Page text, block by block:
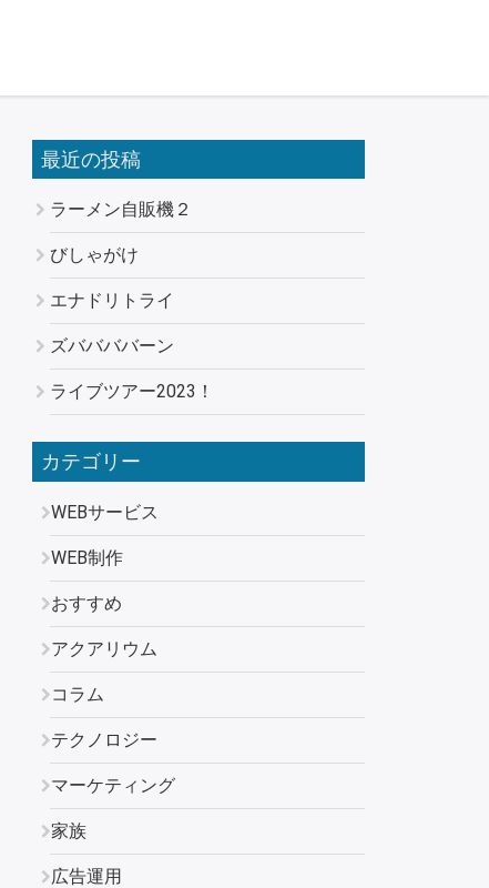
最近の投稿
ラーメン自販機２
びしゃがけ
エナドリトライ
ズババババーン
ライブツアー2023！
カテゴリー
WEBサービス
WEB制作
おすすめ
アクアリウム
コラム
テクノロジー
マーケティング
家族
広告運用